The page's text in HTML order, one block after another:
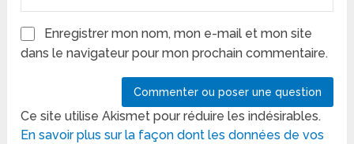
Enregistrer mon nom, mon e-mail et mon site
dans le navigateur pour mon prochain commentaire.
Ce site utilise Akismet pour réduire les indésirables.
En savoir plus sur la façon dont les données de vos